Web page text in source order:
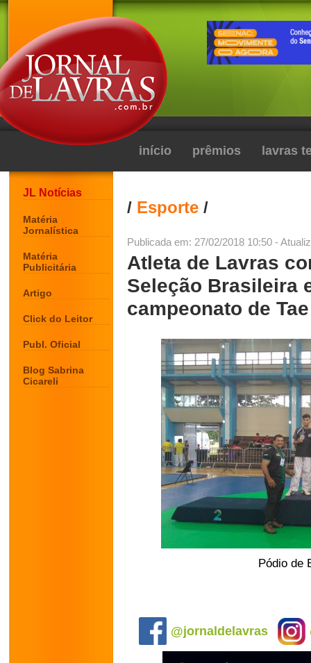
início prêmios lavras
JL Notícias
Matéria
Jornalística
Matéria
Publicitária
Artigo
Click do Leitor
Publ. Oficial
Blog Sabrina
Cicareli
/ Esporte /
Publicada em: 27/02/2018 10:50 -
Atleta de Lavras
Seleção Brasileira
campeonato de
Pódio de
@jornaldelavras